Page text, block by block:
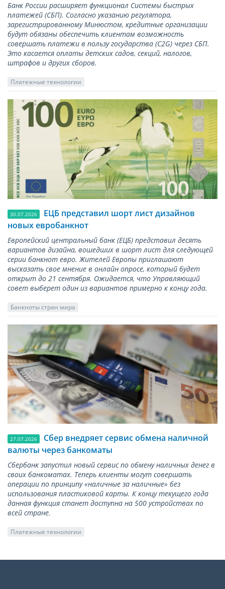
Банк России расширяет функционал Системы быстрых
платежей (СБП). Согласно указанию регулятора,
зарегистрированному Минюстом, кредитные организации
будут обязаны обеспечить клиентам возможность
совершать платежи в пользу государства (С2G) через СБП.
Это касается оплаты детских садов, секций, налогов,
штрафов и других сборов.
Платежные технологии
30.07.2026
ЕЦБ представил шорт лист дизайнов
новых евробанкнот
Европейский центральный банк (ЕЦБ) представил десять
вариантов дизайна, вошедших в шорт лист для следующей
серии банкнот евро. Жителей Европы приглашают
высказать свое мнение в онлайн опросе, который будет
открыт до 21 сентября. Ожидается, что Управляющий
совет выберет один из вариантов примерно к концу года.
Банкноты стран мира
27.07.2026
Сбер внедряет сервис обмена наличной
валюты через банкоматы
Сбербанк запустил новый сервис по обмену наличных денег в
своих банкоматах. Теперь клиенты могут совершать
операции по принципу «наличные за наличные» без
использования пластиковой карты. К концу текущего года
данная функция станет доступна на 500 устройствах по
всей стране.
Платежные технологии